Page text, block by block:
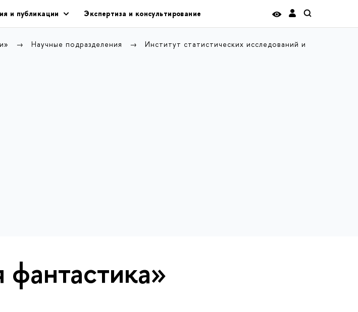
и публикации Экспертиза и консультирование
Научные подразделения
Институт статистических исследований и
фантастика»